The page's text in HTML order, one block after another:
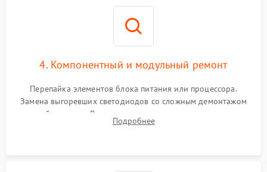
4. Компонентный и модульный ремонт
Перепайка элементов блока питания или процессора.
Замена выгоревших светодиодов со сложным демонтажом
хрупкой матрицы. Восстановление поврежденных дорожек,
прошивка микросхем памяти EEPROM
Подробнее